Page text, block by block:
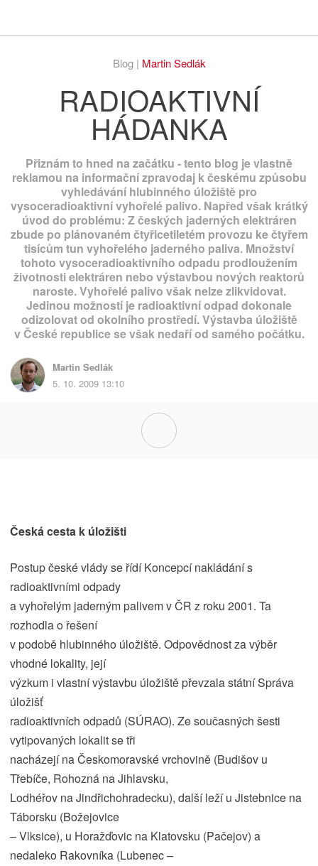
Blog | Martin Sedlák
RADIOAKTIVNÍ
HÁDANKA
Přiznám to hned na začátku - tento blog je vlastně
reklamou na informační zpravodaj k českému způsobu
vyhledávání hlubinného úložiště pro
vysoceradioaktivní vyhořelé palivo. Napřed však krátký
úvod do problému: Z českých jaderných elektráren
zbude po plánovaném čtyřicetiletém provozu ke čtyřem
tisícům tun vyhořelého jaderného paliva. Množství
tohoto vysoceradioaktivního odpadu prodloužením
životnosti elektráren nebo výstavbou nových reaktorů
naroste. Vyhořelé palivo však nelze zlikvidovat.
Jedinou možností je radioaktivní odpad dokonale
odizolovat od okolního prostředí. Výstavba úložiště
v České republice se však nedaří od samého počátku.
Martin Sedlák
5. 10. 2009 13:10
Česká cesta k úložišti
Postup české vlády se řídí Koncepcí nakládání s
radioaktivními odpady
a vyhořelým jaderným palivem v ČR z roku 2001. Ta
rozhodla o řešení
v podobě hlubinného úložiště. Odpovědnost za výběr
vhodné lokality, její
výzkum i vlastní výstavbu úložiště převzala státní Správa
úložišť
radioaktivních odpadů (SÚRAO). Ze současných šesti
vytipovaných lokalit se tři
nacházejí na Českomoravské vrchovině (Budišov u
Třebíče, Rohozná na Jihlavsku,
Lodhéřov na Jindřichohradecku), další leží u Jistebnice na
Táborsku (Božejovice
– Vlksice), u Horažďovic na Klatovsku (Pačejov) a
nedaleko Rakovníka (Lubenec –